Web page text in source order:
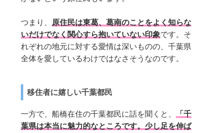
つまり、
原住民は東葛、葛南のことをよく知らな
いだけでなく関心すら抱いていない印象です。そ
れぞれの地元に対する愛情は深いものの、千葉県
全体を愛しているわけではなさそうなのです。
移住者に嬉しい千葉都民
一方で、船橋在住の千葉都民に話を聞くと、
「千
葉県は本当に魅力的なところです。少し足を伸ば